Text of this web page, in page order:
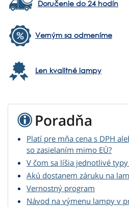
Doručenie do 24 hodín
Verným sa odmeníme
Len kvalitné lampy
Poradňa
Platí pre mňa cena s DPH
so zasielaním mimo EÚ?
V čom sa líšia jednotlivé
Akú dostanem záruku na
Vernostný program
Návod na výmenu lampy v